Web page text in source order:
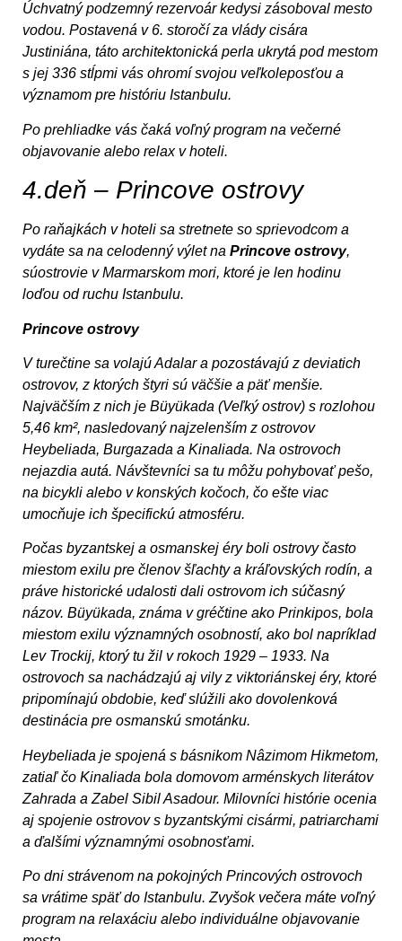
Úchvatný podzemný rezervoár kedysi zásoboval mesto
vodou. Postavená v 6. storočí za vlády cisára
Justiniána, táto architektonická perla ukrytá pod mestom
s jej 336 stĺpmi vás ohromí svojou veľkoleposťou a
významom pre históriu Istanbulu.
Po prehliadke vás čaká voľný program na večerné
objavovanie alebo relax v hoteli.
4.deň – Princove ostrovy
Po raňajkách v hoteli sa stretnete so sprievodcom a
vydáte sa na celodenný výlet na Princove ostrovy,
súostrovie v Marmarskom mori, ktoré je len hodinu
loďou od ruchu Istanbulu.
Princove ostrovy
V turečtine sa volajú Adalar a pozostávajú z deviatich
ostrovov, z ktorých štyri sú väčšie a päť menšie.
Najväčším z nich je Büyükada (Veľký ostrov) s rozlohou
5,46 km², nasledovaný najzelenším z ostrovov
Heybeliada, Burgazada a Kinaliada. Na ostrovoch
nejazdia autá. Návštevníci sa tu môžu pohybovať pešo,
na bicykli alebo v konských kočoch, čo ešte viac
umocňuje ich špecifickú atmosféru.
Počas byzantskej a osmanskej éry boli ostrovy často
miestom exilu pre členov šľachty a kráľovských rodín, a
práve historické udalosti dali ostrovom ich súčasný
názov. Büyükada, známa v gréčtine ako Prinkipos, bola
miestom exilu významných osobností, ako bol napríklad
Lev Trockij, ktorý tu žil v rokoch 1929 – 1933. Na
ostrovoch sa nachádzajú aj vily z viktoriánskej éry, ktoré
pripomínajú obdobie, keď slúžili ako dovolenková
destinácia pre osmanskú smotánku.
Heybeliada je spojená s básnikom Nâzimom Hikmetom,
zatiaľ čo Kinaliada bola domovom arménskych literátov
Zahrada a Zabel Sibil Asadour. Milovníci histórie ocenia
aj spojenie ostrovov s byzantskými cisármi, patriarchami
a ďalšími významnými osobnosťami.
Po dni strávenom na pokojných Princových ostrovoch
sa vrátime späť do Istanbulu. Zvyšok večera máte voľný
program na relaxáciu alebo individuálne objavovanie